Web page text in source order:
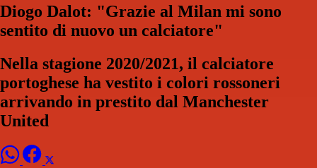
Diogo Dalot: "Grazie al Milan mi sono
sentito di nuovo un calciatore"
Nella stagione 2020/2021, il calciatore
portoghese ha vestito i colori rossoneri
arrivando in prestito dal Manchester
United